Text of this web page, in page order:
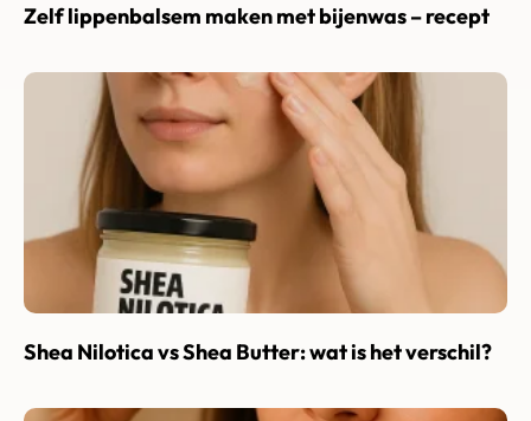
Zelf lippenbalsem maken met bijenwas – recept
Shea Nilotica vs Shea Butter: wat is het verschil?